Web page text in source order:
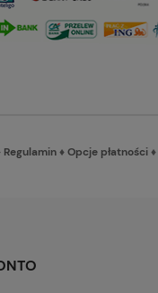
Regulamin♦Opcje płatności♦